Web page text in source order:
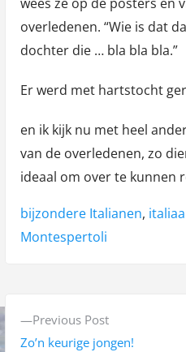
overledenen. “Wie is dat
dochter die … bla bla bla.”
Er werd met hartstocht
en ik kijk nu met heel
van de overledenen, zo
ideaal om over te kunnen
Tags:
bijzondere Italianen,
Montespertoli
B
Previous PostP
r
Zo’n keurige jongen!